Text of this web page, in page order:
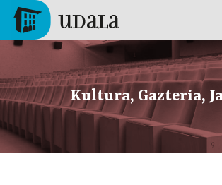
Skip to main content
Tolosa
Kultura, Gazteria,